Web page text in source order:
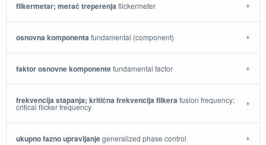
flikermetar; merač treperenjaflickermeter
osnovna komponentafundamental (component)
faktor osnovne komponentefundamental factor
frekvencija stapanja; kritična frekvencija flikerafusion frequency;
critical flicker frequency
ukupno fazno upravljanjegeneralized phase control